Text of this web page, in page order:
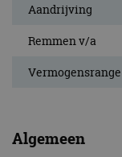
Aandrijving
Remmen v/a
Vermogensrange
Algemeen